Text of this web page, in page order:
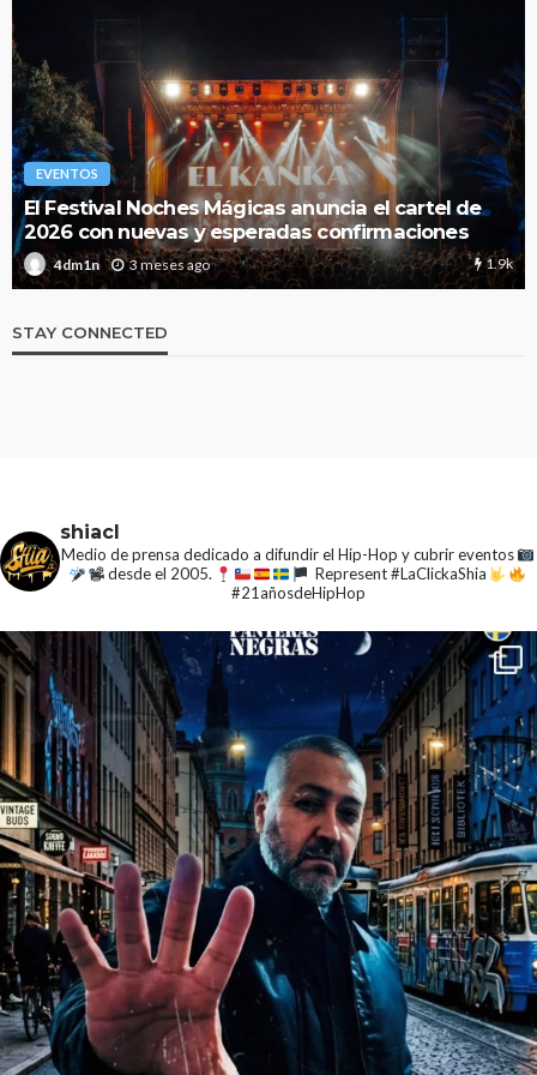
EVENTOS
El Festival Noches Mágicas anuncia el cartel de
2026 con nuevas y esperadas confirmaciones
4dm1n 3 meses ago 1.9k
STAY CONNECTED
shiacl
Medio de prensa dedicado a difundir el Hip-Hop y cubrir eventos
desde el 2005.
Represent #LaClickaShia
#21añosdeHipHop